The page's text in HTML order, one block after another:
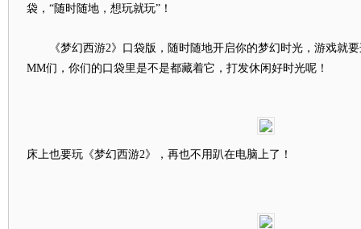
袋，“随时随地，想玩就玩”！
《梦幻西游2》口袋版，随时随地开启你的梦幻时光，游戏就要
MM们，你们的口袋里是不是都藏着它，打发休闲好时光呢！
床上也要玩《梦幻西游2》，再也不用趴在电脑上了！